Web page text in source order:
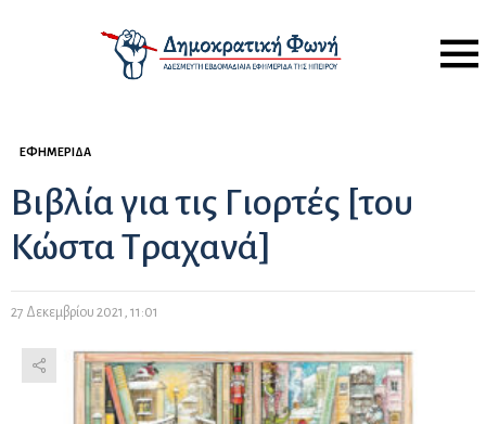
Menu
ΕΦΗΜΕΡΊΔΑ
Βιβλία για τις Γιορτές [του
Κώστα Τραχανά]
27 Δεκεμβρίου 2021, 11:01